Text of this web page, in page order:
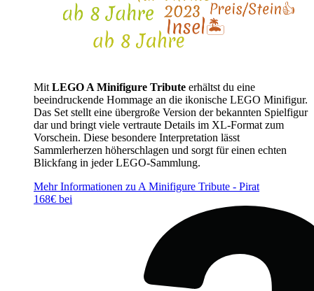
Mit LEGO A Minifigure Tribute erhältst du eine
beeindruckende Hommage an die ikonische LEGO Minifigur.
Das Set stellt eine übergroße Version der bekannten Spielfigur
dar und bringt viele vertraute Details im XL-Format zum
Vorschein. Diese besondere Interpretation lässt
Sammlerherzen höherschlagen und sorgt für einen echten
Blickfang in jeder LEGO-Sammlung.
Mehr Informationen zu A Minifigure Tribute - Pirat
168€ bei